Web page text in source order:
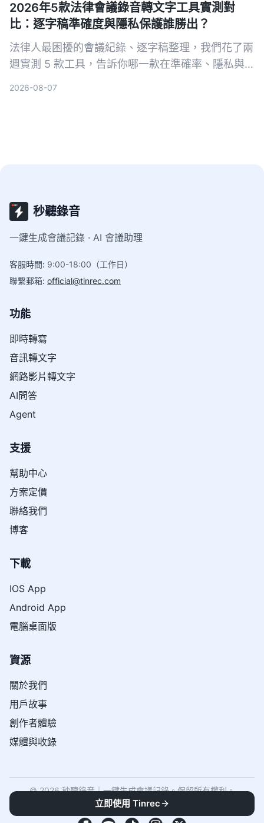
2026年5款法律會議錄音轉文字工具實測對
比：逐字稿準確度與隱私保護誰勝出？
法律人最困擾的會議紀錄、逐字稿整理，我們花了兩
週實測 5 款工具，告訴你哪一款在準確率、隱私與
2026-08-07
秒聽錄音
一鍵生成會議記錄 · AI 會議助理
客服時間: 9:00-18:00（工作日）
聯繫郵箱: official@tinrec.com
功能
即時轉寫
音訊轉文字
網路影片轉文字
AI問答
Agent
支援
幫助中心
方案定價
聯絡我們
博客
下載
IOS App
Android App
電腦桌面版
資源
關於我們
用戶故事
創作者體驗
媒體與收錄
© 2026 秒聽錄音｜一鍵生成會議記錄。保留所有權利。
服務條款》 《隱私政策
立即使用 Tinrec